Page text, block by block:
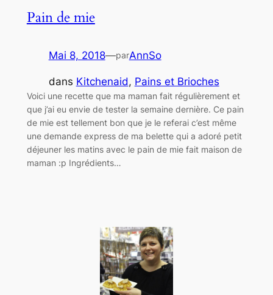
Pain de mie
Mai 8, 2018—parAnnSo
dans Kitchenaid, Pains et Brioches
Voici une recette que ma maman fait régulièrement et
que j’ai eu envie de tester la semaine dernière. Ce pain
de mie est tellement bon que je le referai c’est même
une demande express de ma belette qui a adoré petit
déjeuner les matins avec le pain de mie fait maison de
maman :p Ingrédients…